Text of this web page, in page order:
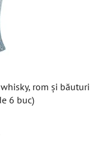
rom și băuturi
6 buc)